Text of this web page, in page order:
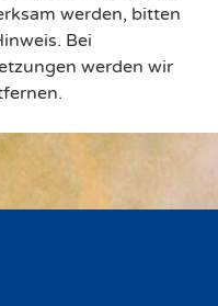
werden, bitten
Bei
werden wir